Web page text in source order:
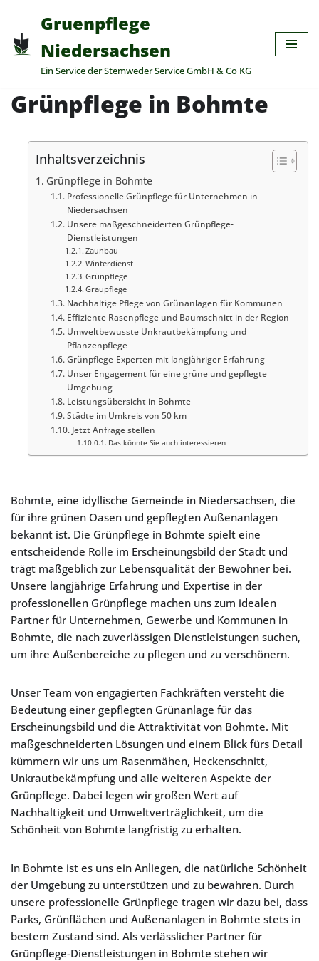
Zum
Inhalt
springen
Gruenpflege
Niedersachsen
Ein Service der Stemweder Service GmbH & Co KG
Grünpflege in Bohmte
Inhaltsverzeichnis
Grünpflege in Bohmte
Professionelle Grünpflege für Unternehmen in
Niedersachsen
Unsere maßgeschneiderten Grünpflege-
Dienstleistungen
Zaunbau
Winterdienst
Grünpflege
Graupflege
Nachhaltige Pflege von Grünanlagen für Kommunen
Effiziente Rasenpflege und Baumschnitt in der Region
Umweltbewusste Unkrautbekämpfung und
Pflanzenpflege
Grünpflege-Experten mit langjähriger Erfahrung
Unser Engagement für eine grüne und gepflegte
Umgebung
Leistungsübersicht in Bohmte
Städte im Umkreis von 50 km
Jetzt Anfrage stellen
Das könnte Sie auch interessieren
Bohmte, eine idyllische Gemeinde in Niedersachsen, die
für ihre grünen Oasen und gepflegten Außenanlagen
bekannt ist. Die Grünpflege in Bohmte spielt eine
entscheidende Rolle im Erscheinungsbild der Stadt und
trägt maßgeblich zur Lebensqualität der Bewohner bei.
Unsere langjährige Erfahrung und Expertise in der
professionellen Grünpflege machen uns zum idealen
Partner für Unternehmen, Gewerbe und Kommunen in
Bohmte, die nach zuverlässigen Dienstleistungen suchen,
um ihre Außenbereiche zu pflegen und zu verschönern.
Unser Team von engagierten Fachkräften versteht die
Bedeutung einer gepflegten Grünanlage für das
Erscheinungsbild und die Attraktivität von Bohmte. Mit
maßgeschneiderten Lösungen und einem Blick fürs Detail
kümmern wir uns um Rasenmähen, Heckenschnitt,
Unkrautbekämpfung und alle weiteren Aspekte der
Grünpflege. Dabei legen wir großen Wert auf
Nachhaltigkeit und Umweltverträglichkeit, um die
Schönheit von Bohmte langfristig zu erhalten.
In Bohmte ist es uns ein Anliegen, die natürliche Schönheit
der Umgebung zu unterstützen und zu bewahren. Durch
unsere professionelle Grünpflege tragen wir dazu bei, dass
Parks, Grünflächen und Außenanlagen in Bohmte stets in
bestem Zustand sind. Als verlässlicher Partner für
Grünpflege-Dienstleistungen in Bohmte stehen wir